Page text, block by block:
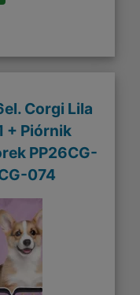
Corgi Lila
+ Piórnik
PP26CG-
074